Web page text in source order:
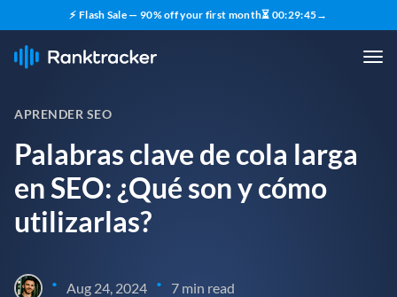
⚡ Flash Sale — 90% off your first month⏳ 00:29:43→
APRENDER SEO
Palabras clave de cola larga
en SEO: ¿Qué son y cómo
utilizarlas?
• Aug 24, 2024 • 7 min read